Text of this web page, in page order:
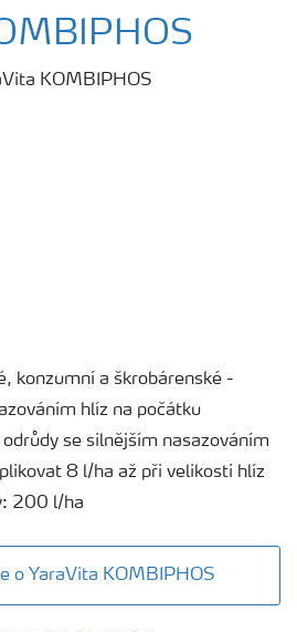
konzumní a škrobárenské -
hlíz na počátku
se silnějším nasazováním
8 l/ha až při velikosti hlíz
200 l/ha
o YaraVita KOMBIPHOS